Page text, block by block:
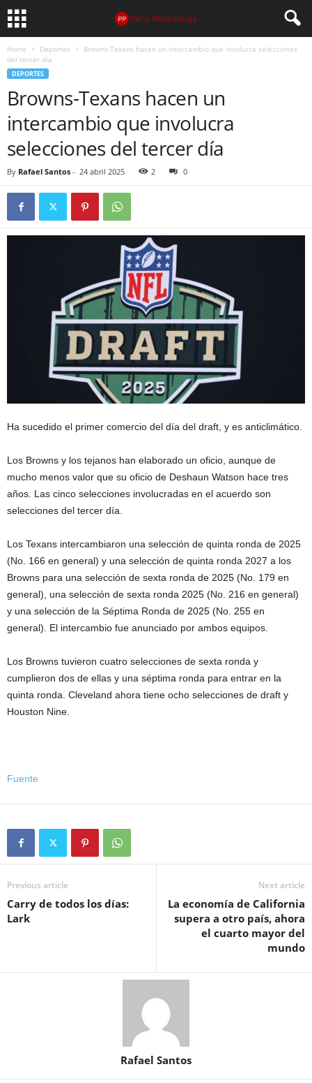
Home Deportes
Browns-Texans hacen un intercambio que involucra selecciones
del tercer día
DEPORTES
Browns-Texans hacen un
intercambio que involucra
selecciones del tercer día
By Rafael Santos - 24 abril 2025 2 0
Ha sucedido el primer comercio del día del draft, y es anticlimático.
Los Browns y los tejanos han elaborado un oficio, aunque de
mucho menos valor que su oficio de Deshaun Watson hace tres
años. Las cinco selecciones involucradas en el acuerdo son
selecciones del tercer día.
Los Texans intercambiaron una selección de quinta ronda de 2025
(No. 166 en general) y una selección de quinta ronda 2027 a los
Browns para una selección de sexta ronda de 2025 (No. 179 en
general), una selección de sexta ronda 2025 (No. 216 en general)
y una selección de la Séptima Ronda de 2025 (No. 255 en
general). El intercambio fue anunciado por ambos equipos.
Los Browns tuvieron cuatro selecciones de sexta ronda y
cumplieron dos de ellas y una séptima ronda para entrar en la
quinta ronda. Cleveland ahora tiene ocho selecciones de draft y
Houston Nine.
Fuente
Previous article
Carry de todos los días:
Lark
Next article
La economía de California
supera a otro país, ahora
el cuarto mayor del
mundo
Rafael Santos